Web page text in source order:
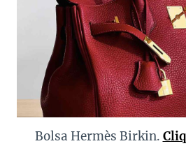
Bolsa Hermès Birkin.